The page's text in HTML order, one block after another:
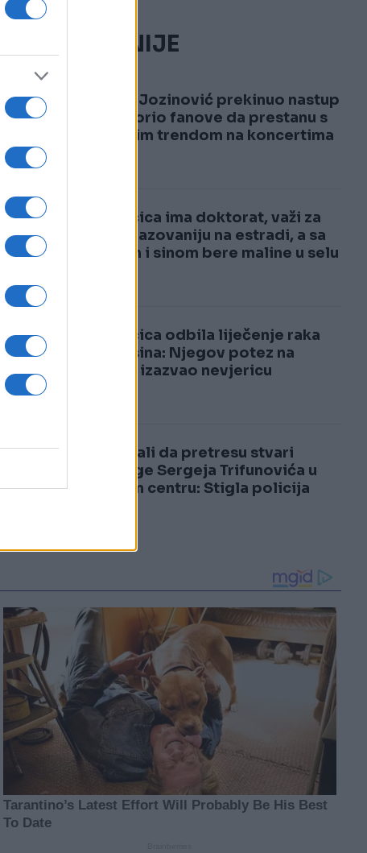
NAJČITANIJE
1
Jakov Jozinović prekinuo nastup
i upozorio fanove da prestanu s
opasnim trendom na koncertima
2
Pjevačica ima doktorat, važi za
najobrazovaniju na estradi, a sa
mužem i sinom bere maline u selu
3
Pjevačica odbila liječenje raka
zbog sina: Njegov potez na
samrti izazvao nevjericu
4
Pokušali da pretresu stvari
supruge Sergeja Trifunovića u
tržnom centru: Stigla policija